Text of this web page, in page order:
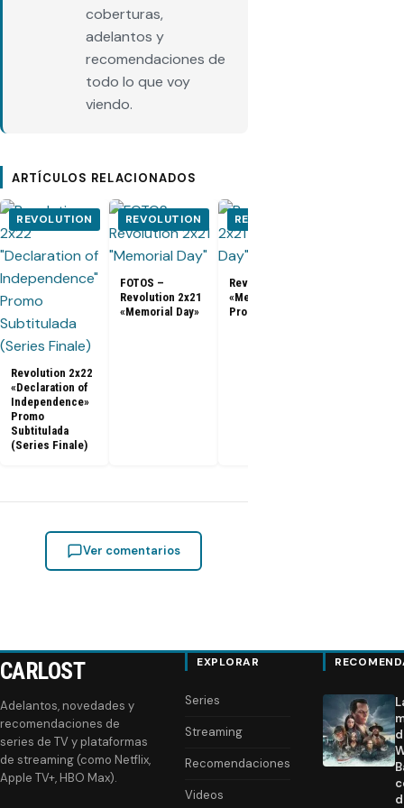
coberturas,
adelantos y
recomendaciones de
todo lo que voy
viendo.
ARTÍCULOS RELACIONADOS
REVOLUTION
Revolution 2x22
«Declaration of
Independence»
Promo
Subtitulada
(Series Finale)
REVOLUTION
FOTOS –
Revolution 2x21
«Memorial Day»
REVOLUTION
Revolution 2x21
«Memorial Day»
Promo
Ver comentarios
CARLOST
Adelantos, novedades y
recomendaciones de
series de TV y plataformas
de streaming (como Netflix,
Apple TV+, HBO Max).
EXPLORAR
Series
Streaming
Recomendaciones
Videos